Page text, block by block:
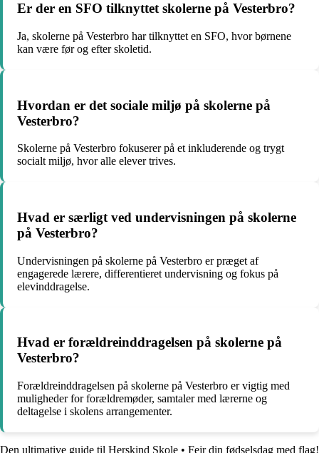
Er der en SFO tilknyttet skolerne på Vesterbro?
Ja, skolerne på Vesterbro har tilknyttet en SFO, hvor børnene
kan være før og efter skoletid.
Hvordan er det sociale miljø på skolerne på
Vesterbro?
Skolerne på Vesterbro fokuserer på et inkluderende og trygt
socialt miljø, hvor alle elever trives.
Hvad er særligt ved undervisningen på skolerne
på Vesterbro?
Undervisningen på skolerne på Vesterbro er præget af
engagerede lærere, differentieret undervisning og fokus på
elevinddragelse.
Hvad er forældreinddragelsen på skolerne på
Vesterbro?
Forældreinddragelsen på skolerne på Vesterbro er vigtig med
muligheder for forældremøder, samtaler med lærerne og
deltagelse i skolens arrangementer.
Den ultimative guide til Herskind Skole • Fejr din fødselsdag med flag!